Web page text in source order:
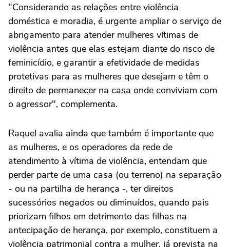
"Considerando as relações entre violência
doméstica e moradia, é urgente ampliar o serviço de
abrigamento para atender mulheres vítimas de
violência antes que elas estejam diante do risco de
feminicídio, e garantir a efetividade de medidas
protetivas para as mulheres que desejam e têm o
direito de permanecer na casa onde conviviam com
o agressor", complementa.
Raquel avalia ainda que também é importante que
as mulheres, e os operadores da rede de
atendimento à vítima de violência, entendam que
perder parte de uma casa (ou terreno) na separação
- ou na partilha de herança -, ter direitos
sucessórios negados ou diminuídos, quando pais
priorizam filhos em detrimento das filhas na
antecipação de herança, por exemplo, constituem a
violência patrimonial contra a mulher, já prevista na